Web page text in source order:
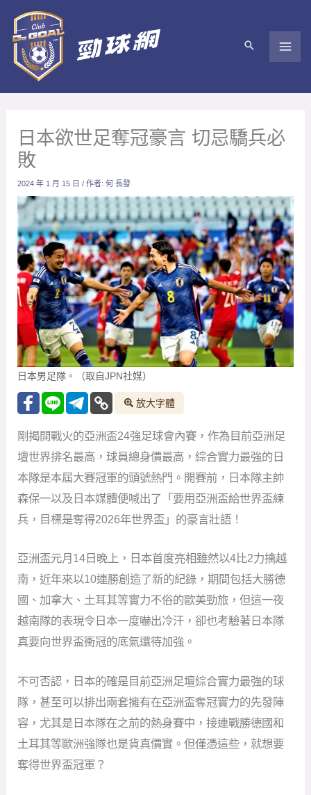
內
日本欲世足奪冠豪言 切忌驕兵必
敗
2024 年 1 月 15 日/ 作者:何 長發
日本男足隊。（取自JPN社媒）
放大字體
剛揭開戰火的亞洲盃24強足球會內賽，作為目前亞洲足
壇世界排名最高，球員總身價最高，綜合實力最強的日
本隊是本屆大賽冠軍的頭號熱門。開賽前，日本隊主帥
森保一以及日本媒體便喊出了「要用亞洲盃給世界盃練
兵，目標是奪得2026年世界盃」的豪言壯語！
亞洲盃元月14日晚上，日本首度亮相雖然以4比2力擒越
南，近年來以10連勝創造了新的紀錄，期間包括大勝德
國、加拿大、土耳其等實力不俗的歐美勁旅，但這一夜
越南隊的表現令日本一度嚇出冷汗，卻也考驗著日本隊
真要向世界盃衝冠的底氣還待加強。
不可否認，日本的確是目前亞洲足壇綜合實力最強的球
隊，甚至可以排出兩套擁有在亞洲盃奪冠實力的先發陣
容，尤其是日本隊在之前的熱身賽中，接連戰勝德國和
土耳其等歐洲強隊也是貨真價實。但僅憑這些，就想要
奪得世界盃冠軍？